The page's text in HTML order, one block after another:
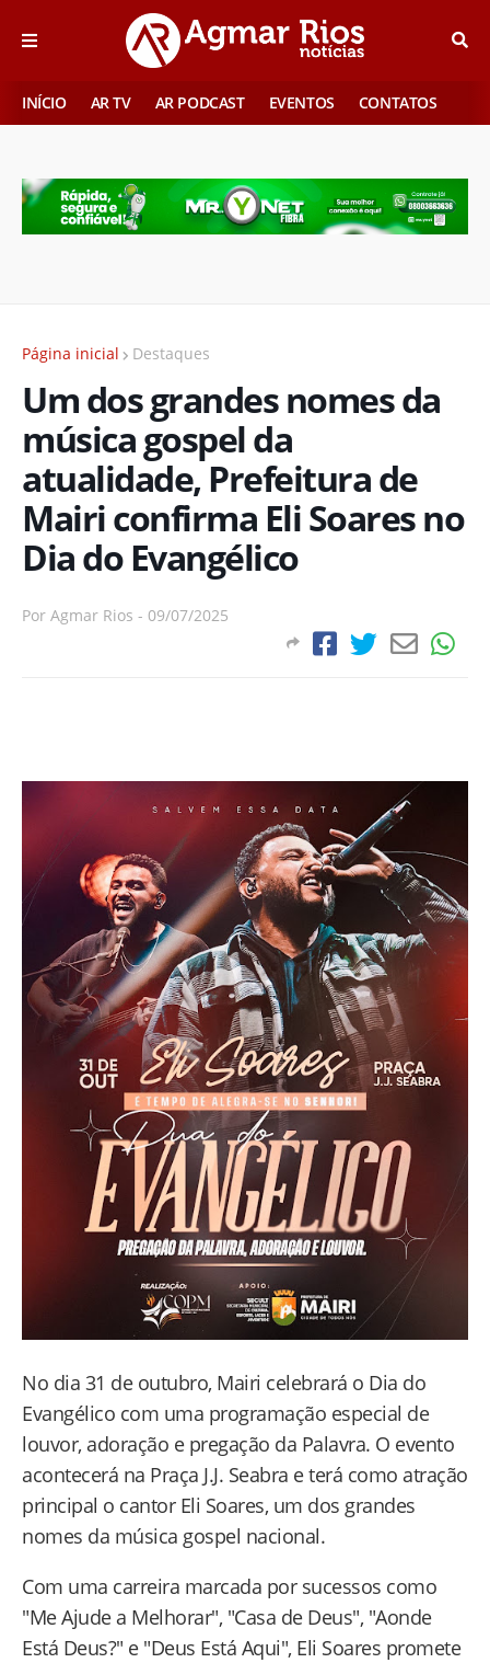
INÍCIO AR TV AR PODCAST EVENTOS CONTATOS
Página inicial Destaques
Um dos grandes nomes da
música gospel da
atualidade, Prefeitura de
Mairi confirma Eli Soares no
Dia do Evangélico
Por Agmar Rios - 09/07/2025
No dia 31 de outubro, Mairi celebrará o Dia do
Evangélico com uma programação especial de
louvor, adoração e pregação da Palavra. O evento
acontecerá na Praça J.J. Seabra e terá como atração
principal o cantor Eli Soares, um dos grandes
nomes da música gospel nacional.
Com uma carreira marcada por sucessos como
"Me Ajude a Melhorar", "Casa de Deus", "Aonde
Está Deus?" e "Deus Está Aqui", Eli Soares promete